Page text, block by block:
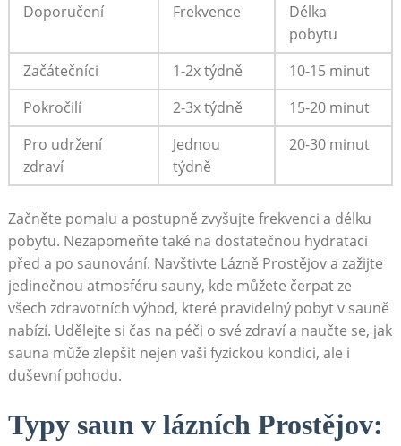
Doporučení Frekvence
Délka
pobytu
Začátečníci
1-2x týdně
10-15 minut
Pokročilí
2-3x týdně
15-20 minut
Pro udržení
zdraví
Jednou
týdně
20-30 minut
Začněte pomalu a postupně zvyšujte frekvenci a délku
pobytu. Nezapomeňte také na dostatečnou hydrataci
před a po saunování. Navštivte Lázně Prostějov a zažijte
jedinečnou atmosféru sauny, kde můžete čerpat ze
všech zdravotních výhod, které pravidelný pobyt v sauně
nabízí. Udělejte si čas na péči o své zdraví a naučte se, jak
sauna může zlepšit nejen vaši fyzickou kondici, ale i
duševní pohodu.
Typy saun v lázních Prostějov: